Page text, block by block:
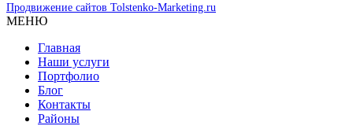
Продвижение сайтов Tolstenko-Marketing.ru
МЕНЮ
Главная
Наши услуги
Портфолио
Блог
Контакты
Районы